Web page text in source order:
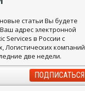
статьи Вы будете
адрес электронной
Services в России с
Логистических компаний
две недели.